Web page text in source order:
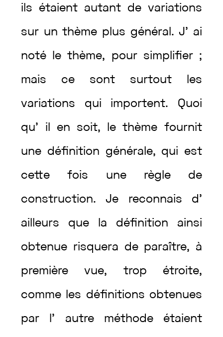
ils étaient autant de variations
sur unthème plus général .J’ ai
noté lethème, pour simplifier ;
mais ce sont surtout les
variations qui importent. Quoi
qu’ il en soit, lethème fournit
une définition générale, qui est
cettefois une règle de
construction.Je reconnais d’
ailleurs que la définition ainsi
obtenue risquera de paraître, à
premièrevue, trop étroite,
comme les définitions obtenues
par l’ autre méthode étaient